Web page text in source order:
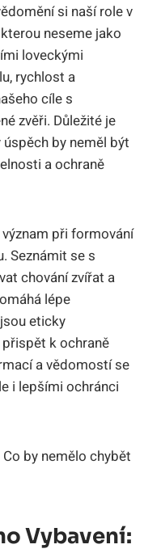
si naší role v
neseme jako
loveckými
rychlost a
cíle s
zvěři. Důležité je
by neměl být
a ochraně
při formování
Seznámit se s
chování zvířat a
lépe
eticky
k ochraně
a vědomostí se
i lepšími ochránci
Vybavení: